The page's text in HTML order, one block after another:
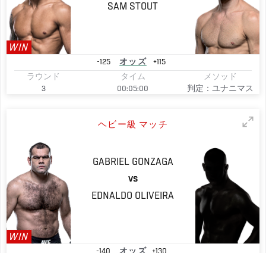
WIN
SAM STOUT
-125 オッズ
+115
ラウンド
3
タイム
00:05:00
メソッド
判定：ユナニマス
ヘビー級 マッチ
WIN
GABRIEL GONZAGA
VS
EDNALDO OLIVEIRA